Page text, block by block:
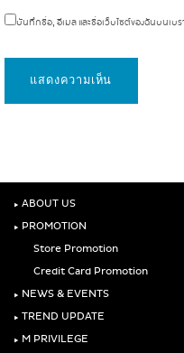
บันทึกชื่อ, อีเมล และชื่อเว็บไซต์ของฉันบนเบ
‣ ABOUT US
‣ PROMOTION
Store Promotion
Credit Card Promotion
‣ NEWS & EVENTS
‣ TREND UPDATE
‣ M PRIVILEGE